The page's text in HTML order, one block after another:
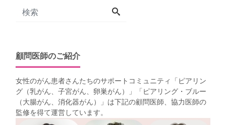
顧問医師のご紹介
女性のがん患者さんたちのサポートコミュニティ「 ピアリン
グ（乳がん、子宮がん、卵巣がん）
」「 ピアリング・ブルー
（大腸がん、消化器がん）
」は下記の顧問医師、協力医師の
監修を得て運営しています。